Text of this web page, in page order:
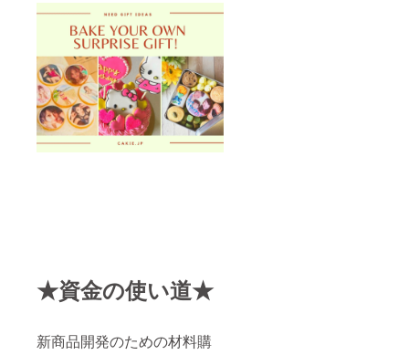
★資金の使い道★
新商品開発のための材料購